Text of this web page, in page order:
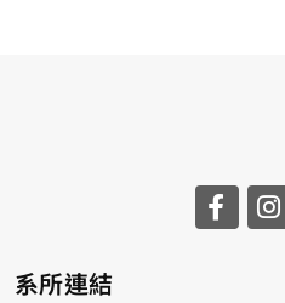
系所連結